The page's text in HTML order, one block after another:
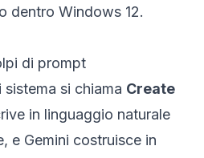
dentro Windows 12.
di prompt
si chiama Create
in linguaggio naturale
e Gemini costruisce in